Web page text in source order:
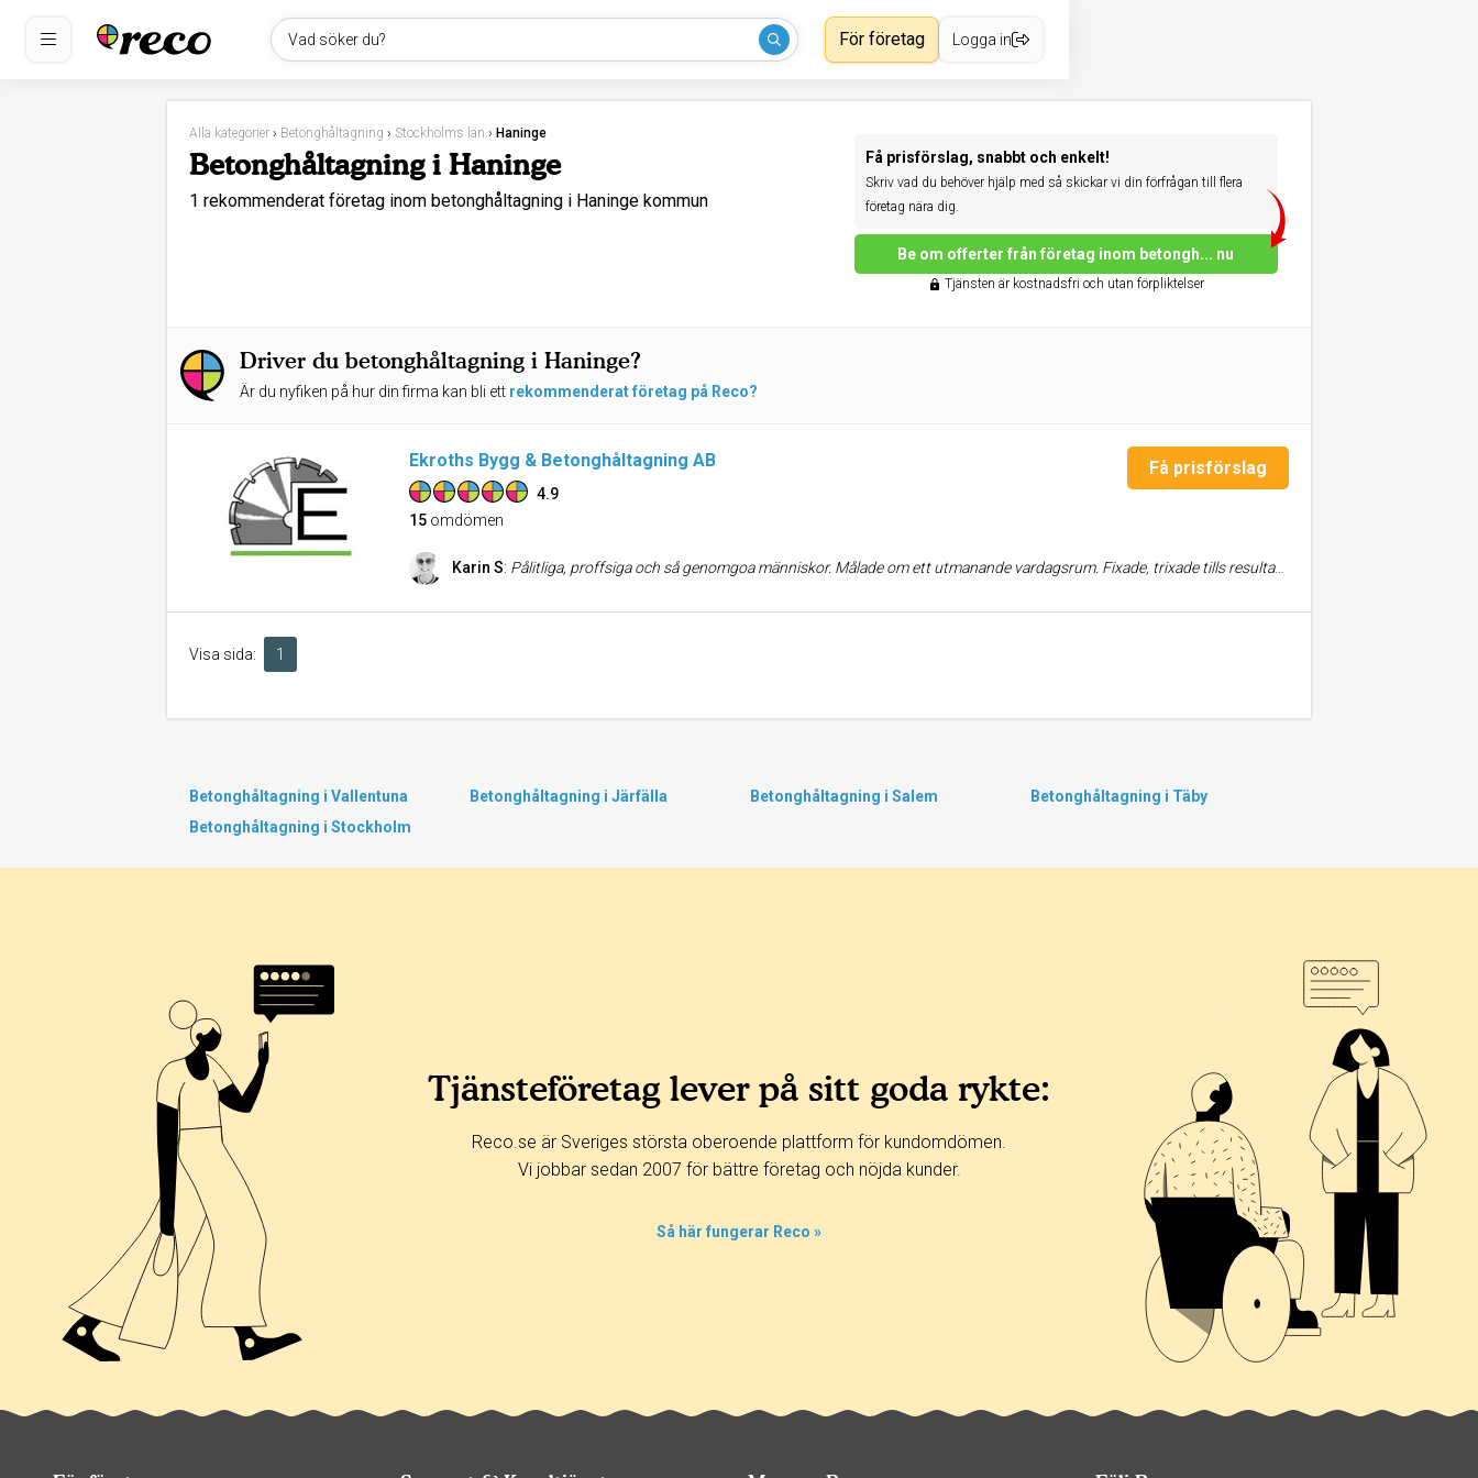
Vad söker du? För företag Logga in
Alla kategorier › Betonghåltagning › Stockholms län › Haninge
Betonghåltagning i Haninge
1 rekommenderat företag inom betonghåltagning i Haninge kommun
Få prisförslag, snabbt och enkelt!
Skriv vad du behöver hjälp med så skickar vi din förfrågan till flera
företag nära dig.
Be om offerter från företag inom betongh... nu
Tjänsten är kostnadsfri och utan förpliktelser
Driver du betonghåltagning i Haninge?
Är du nyfiken på hur din firma kan bli ett rekommenderat företag på Reco?
Ekroths Bygg & Betonghåltagning AB
4.9
15 omdömen
Få prisförslag
Karin S: Pålitliga, proffsiga och så genomgoa människor. Målade om ett utmanande vardagsrum. Fixade, trixade tills resultatet blev som sprillans nytt, strålande stjärnor rakt igenom⭐️!
Visa sida: 1
Betonghåltagning i Vallentuna Betonghåltagning i Järfälla Betonghåltagning i Salem
Betonghåltagning i Täby
Betonghåltagning i Stockholm
Tjänsteföretag lever på sitt goda rykte:
Reco.se är Sveriges största oberoende plattform för kundomdömen.
Vi jobbar sedan 2007 för bättre företag och nöjda kunder.
Så här fungerar Reco »